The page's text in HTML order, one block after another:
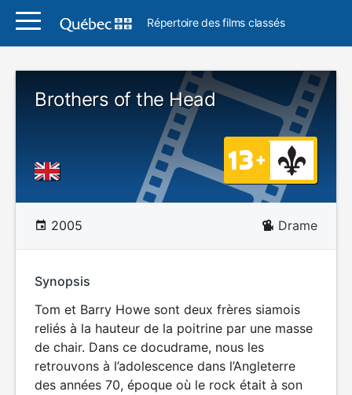
Répertoire des films classés
Brothers of the Head
2005 Drame
Synopsis
Tom et Barry Howe sont deux frères siamois
reliés à la hauteur de la poitrine par une masse
de chair. Dans ce docudrame, nous les
retrouvons à l’adolescence dans l’Angleterre
des années 70, époque où le rock était à son